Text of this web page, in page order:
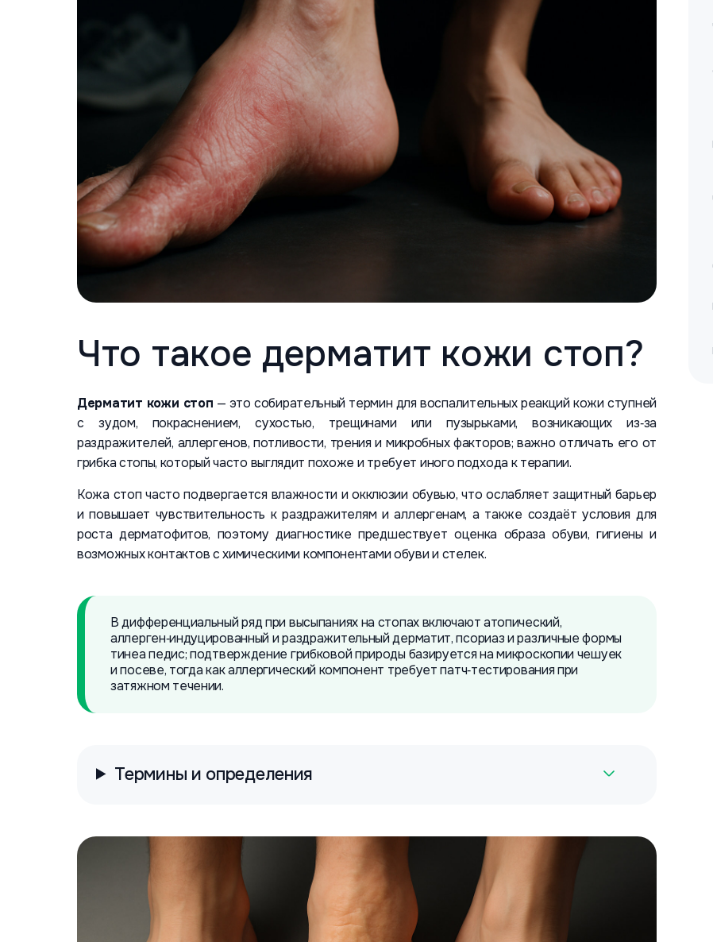
Что такое дерматит кожи стоп?
Дерматит кожи стоп — это собирательный термин для воспалительных реакций кожи ступней
с зудом, покраснением, сухостью, трещинами или пузырьками, возникающих из‑за
раздражителей, аллергенов, потливости, трения и микробных факторов; важно отличать его от
грибка стопы, который часто выглядит похоже и требует иного подхода к терапии.
Кожа стоп часто подвергается влажности и окклюзии обувью, что ослабляет защитный барьер
и повышает чувствительность к раздражителям и аллергенам, а также создаёт условия для
роста дерматофитов, поэтому диагностике предшествует оценка образа обуви, гигиены и
возможных контактов с химическими компонентами обуви и стелек.
В дифференциальный ряд при высыпаниях на стопах включают атопический,
аллерген‑индуцированный и раздражительный дерматит, псориаз и различные формы
тинеа педис; подтверждение грибковой природы базируется на микроскопии чешуек
и посеве, тогда как аллергический компонент требует патч‑тестирования при
затяжном течении.
Термины и определения